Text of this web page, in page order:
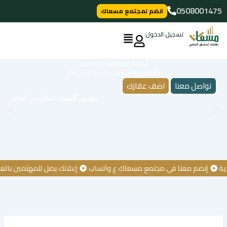
تخطي
إلى
المحتوى
0508001475
انضم لمجتمع مسعاك
تسجيل الدخول
تواصل معنا اضف عقارك
إنضم معنا في مجتمع مسعاك ع واتساب إعلانك يصل للمهتمين بالعقار